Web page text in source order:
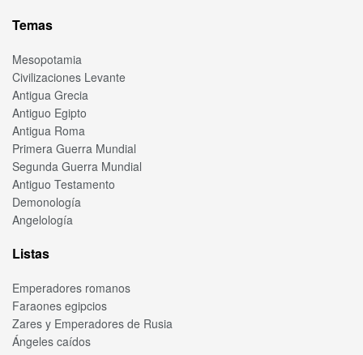
Temas
Mesopotamia
Civilizaciones Levante
Antigua Grecia
Antiguo Egipto
Antigua Roma
Primera Guerra Mundial
Segunda Guerra Mundial
Antiguo Testamento
Demonología
Angelología
Listas
Emperadores romanos
Faraones egipcios
Zares y Emperadores de Rusia
Ángeles caídos